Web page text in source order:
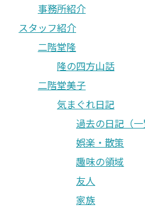
事務所紹介
スタッフ紹介
二階堂隆
隆の四方山話
二階堂美子
気まぐれ日記
過去の日記（一
娯楽・散策
趣味の領域
友人
家族